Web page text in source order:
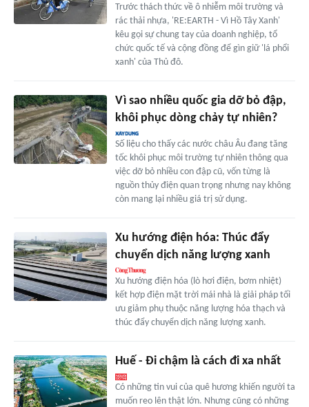
Trước thách thức về ô nhiễm môi trường và
rác thải nhựa, 'RE:EARTH - Vì Hồ Tây Xanh'
kêu gọi sự chung tay của doanh nghiệp, tổ
chức quốc tế và cộng đồng để gìn giữ 'lá phổi
xanh' của Thủ đô.
Vì sao nhiều quốc gia dỡ bỏ đập,
khôi phục dòng chảy tự nhiên?
Số liệu cho thấy các nước châu Âu đang tăng
tốc khôi phục môi trường tự nhiên thông qua
việc dỡ bỏ nhiều con đập cũ, vốn từng là
nguồn thủy điện quan trọng nhưng nay không
còn mang lại nhiều giá trị sử dụng.
Xu hướng điện hóa: Thúc đẩy
chuyển dịch năng lượng xanh
Xu hướng điện hóa (lò hơi điện, bơm nhiệt)
kết hợp điện mặt trời mái nhà là giải pháp tối
ưu giảm phụ thuộc năng lượng hóa thạch và
thúc đẩy chuyển dịch năng lượng xanh.
Huế - Đi chậm là cách đi xa nhất
Có những tin vui của quê hương khiến người ta
muốn reo lên thật lớn. Nhưng cũng có những